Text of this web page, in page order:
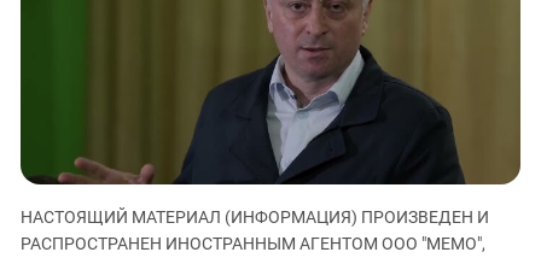
ЗАСТАВЛЯЕТ
КАВКАЗ ЗА ПАЛЕСТИНУ
ИНАКОМЫСЛИЕ В ЧЕЧНЕ
ПРЕСЛЕДОВАНИЕ АКТИВИСТОВ
МОБИЛИЗАЦИЯ И ПРОТЕСТЫ
Карачаево-Черкесия
Краснодарский край
Нагорный Карабах
НАСТОЯЩИЙ МАТЕРИАЛ (ИНФОРМАЦИЯ) ПРОИЗВЕДЕН И
РАСПРОСТРАНЕН ИНОСТРАННЫМ АГЕНТОМ ООО "МЕМО",